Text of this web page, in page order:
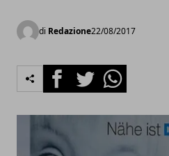
di Redazione22/08/2017
FacebookTwitterWhatsapp